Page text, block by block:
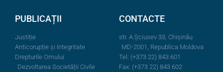
PUBLICAȚII
Justiție
Anticorupție și Integritate
Drepturile Omului
Dezvoltarea Societății Civile
CONTACTE
str. A.Şciusev 33, Chișinău
MD-2001, Republica Moldova
Tel: (+373 22) 843 601
Fax: (+373 22) 843 602